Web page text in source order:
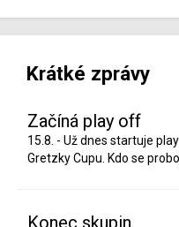
Krátké zprávy
Začíná play off
15.8. - Už dnes startuje
Gretzky Cupu. Kdo se